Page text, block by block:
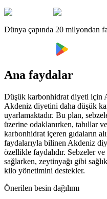
Dünya çapında 20 milyondan
Ana faydalar
Düşük karbonhidrat diyeti için
Akdeniz diyetini daha düşük
uyarlamaktadır. Bu plan,
üzerine odaklanırken, tahıllar
karbonhidrat içeren gıdaların
faydalarıyla bilinen Akdeniz
özellikle faydalıdır. Sebzeler
sağlarken, zeytinyağı gibi
kilo yönetimini destekler.
Önerilen besin dağılımı